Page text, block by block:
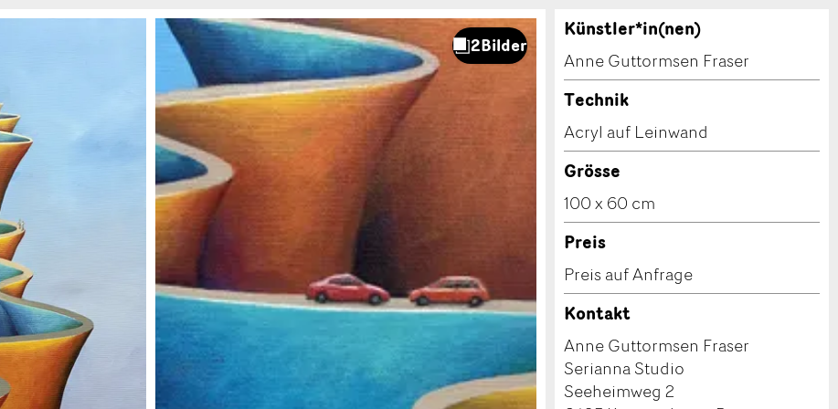
Künstler*in(nen)
Anne Guttormsen Fraser
Technik
Acryl auf Leinwand
Grösse
100 x 60 cm
Preis
Preis auf Anfrage
Kontakt
Anne Guttormsen Fraser
Serianna Studio
Seeheimweg 2